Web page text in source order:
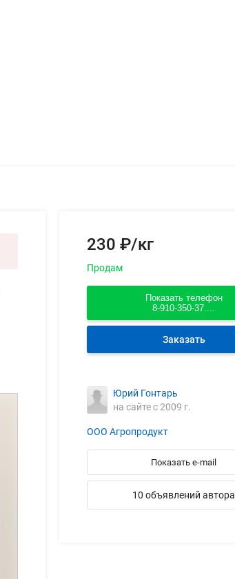
230 ₽/кг
Продам
Показать телефон
8-910-350-37....
Заказать
Юрий Гонтарь
на сайте с 2009 г.
ООО Агропродукт
Показать e-mail
10 объявлений автора